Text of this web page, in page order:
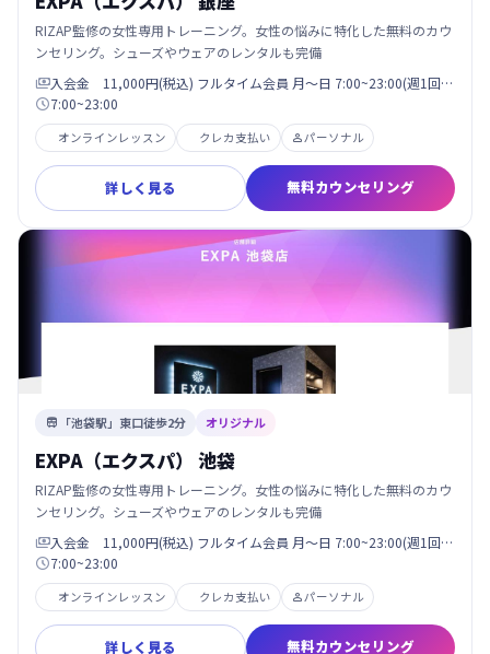
RIZAP監修の女性専用トレーニング。女性の悩みに特化した無料のカウ
ンセリング。シューズやウェアのレンタルも完備
入会金 11,000円(税込) フルタイム会員 月〜日 7:00~23:00(週1回…
7:00~23:00
オンラインレッスン クレカ支払い パーソナル
詳しく見る 無料カウンセリング
 「池袋駅」東口徒歩2分 オリジナル
EXPA（エクスパ） 池袋
RIZAP監修の女性専用トレーニング。女性の悩みに特化した無料のカウ
ンセリング。シューズやウェアのレンタルも完備
入会金 11,000円(税込) フルタイム会員 月〜日 7:00~23:00(週1回…
7:00~23:00
オンラインレッスン クレカ支払い パーソナル
詳しく見る 無料カウンセリング